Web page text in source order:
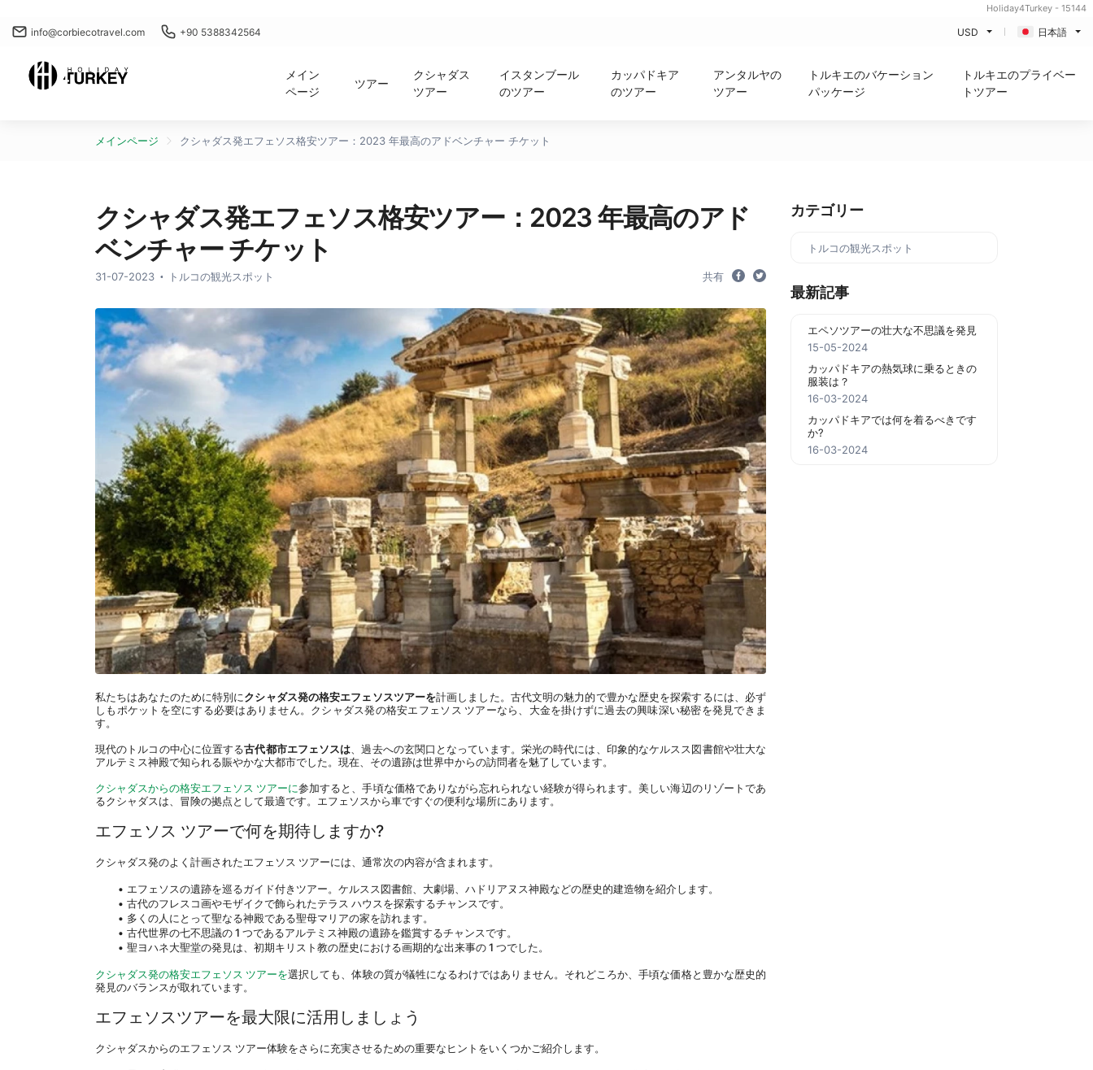
Holiday4Turkey - 15144
info@corbiecotravel.com +90 5388342564 USD 日本語
メイン
ページ
ツアー
クシャダス
ツアー
イスタンブール
のツアー
カッパドキア
のツアー
アンタルヤの
ツアー
トルキエのバケーション
パッケージ
トルキエのプライベー
トツアー
メインページ クシャダス発エフェソス格安ツアー：2023 年最高のアドベンチャー チケット
クシャダス発エフェソス格安ツアー：2023 年最高のアド
ベンチャー チケット
31-07-2023 トルコの観光スポット 共有
私たちはあなたのために特別にクシャダス発の格安エフェソスツアーを計画しました。古代文明の魅力的で豊かな歴史を探索するには、必ず
しもポケットを空にする必要はありません。クシャダス発の格安エフェソス ツアーなら、大金を掛けずに過去の興味深い秘密を発見できま
す。
現代のトルコの中心に位置する古代都市エフェソスは 、過去への玄関口となっています。栄光の時代には、印象的なケルスス図書館や壮大な
アルテミス神殿で知られる賑やかな大都市でした。現在、その遺跡は世界中からの訪問者を魅了しています。
クシャダスからの格安エフェソス ツアーに参加すると、手頃な価格でありながら忘れられない経験が得られます。美しい海辺のリゾートであ
るクシャダスは、冒険の拠点として最適です。エフェソスから車ですぐの便利な場所にあります。
エフェソス ツアーで何を期待しますか?
クシャダス発のよく計画されたエフェソス ツアーには、通常次の内容が含まれます。
エフェソスの遺跡を巡るガイド付きツアー。ケルスス図書館、大劇場、ハドリアヌス神殿などの歴史的建造物を紹介します。
古代のフレスコ画やモザイクで飾られたテラス ハウスを探索するチャンスです。
多くの人にとって聖なる神殿である聖母マリアの家を訪れます。
古代世界の七不思議の 1 つであるアルテミス神殿の遺跡を鑑賞するチャンスです。
聖ヨハネ大聖堂の発見は、初期キリスト教の歴史における画期的な出来事の 1 つでした。
クシャダス発の格安エフェソス ツアーを選択しても、体験の質が犠牲になるわけではありません。それどころか、手頃な価格と豊かな歴史的
発見のバランスが取れています。
エフェソスツアーを最大限に活用しましょう
クシャダスからのエフェソス ツアー体験をさらに充実させるための重要なヒントをいくつかご紹介します。
カテゴリー
トルコの観光スポット
最新記事
エペソツアーの壮大な不思議を発見
15-05-2024
カッパドキアの熱気球に乗るときの
服装は？
16-03-2024
カッパドキアでは何を着るべきです
か?
16-03-2024